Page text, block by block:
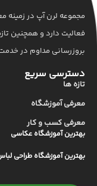
مجموعه لرن آپ در زمینه
فعالیت دارد و همچنین
بروزرسانی مداوم در
دسترسی سریع
تازه ها
معرفی آموزشگاه
معرفی کسب و کار
بهترین آموزشگاه عکاسی
بهترین آموزشگاه طراحی